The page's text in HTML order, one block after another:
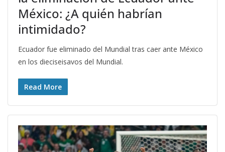
México: ¿A quién habrían
intimidado?
Ecuador fue eliminado del Mundial tras caer ante México
en los dieciseisavos del Mundial.
Read More